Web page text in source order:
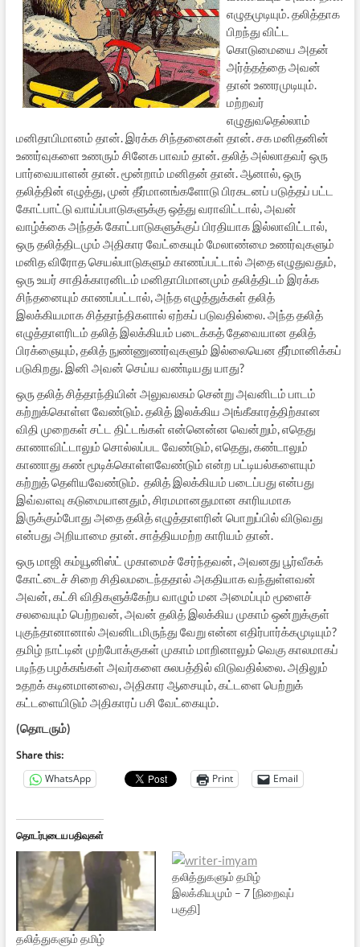
எழுதமுடியும். தலித்தாக
பிறந்து விட்ட
கொடுமையை அதன்
அர்த்தத்தை அவன்
தான் உணரமுடியும்.
மற்றவர்
எழுதுவதெல்லாம்
மனிதாபிமானம் தான். இரக்க சிந்தனைகள் தான். சக மனிதனின்
உணர்வுகளை உணரும் சினேக பாவம் தான். தலித் அல்லாதவர் ஒரு
பார்வையாளன் தான். மூன்றாம் மனிதன் தான். ஆனால், ஒரு
தலித்தின் எழுத்து, முன் தீர்மானங்களோடு பிரகடனப் படுத்தப் பட்ட
கோட்பாட்டு வாய்ப்பாடுகளுக்கு ஒத்து வராவிட்டால், அவன்
வாழ்க்கை அந்தக் கோட்பாடுகளுக்குப் பிரதியாக இல்லாவிட்டால்,
ஒரு தலித்திடமும் அதிகார வேட்கையும் மேலாண்மை உணர்வுகளும்
மனித விரோத செயல்பாடுகளும் காணப்பட்டால் அதை எழுதுவதும்,
ஒரு உயர் சாதிக்காரனிடம் மனிதாபிமானமும் தலித்திடம் இரக்க
சிந்தனையும் காணப்பட்டால், அந்த எழுத்துக்கள் தலித்
இலக்கியமாக சித்தாந்திகளால் ஏற்கப் படுவதில்லை. அந்த தலித்
எழுத்தாளரிடம் தலித் இலக்கியம் படைக்கத் தேவையான தலித்
பிரக்ஞையும், தலித் நுண்ணுணர்வுகளும் இல்லையென தீர்மானிக்கப்
படுகிறது. இனி அவன் செய்ய வண்டியது யாது?
ஒரு தலித் சித்தாந்தியின் அலுவலகம் சென்று அவனிடம் பாடம்
கற்றுக்கொள்ள வேண்டும். தலித் இலக்கிய அங்கீகாரத்திற்கான
விதி முறைகள் சட்ட திட்டங்கள் என்னென்ன வென்றும், எதெது
காணாவிட்டாலும் சொல்லப்பட வேண்டும், எதெது, கண்டாலும்
காணாது கண் மூடிக்கொள்ளவேண்டும் என்ற பட்டியல்களையும்
கற்றுத் தெளியவேண்டும். தலித் இலக்கியம் படைப்பது என்பது
இவ்வளவு கடுமையானதும், சிரமமானதுமான காரியமாக
இருக்கும்போது அதை தலித் எழுத்தாளரின் பொறுப்பில் விடுவது
என்பது அறியாமை தான். சாத்தியமற்ற காரியம் தான்.
ஒரு மாஜி கம்யூனிஸ்ட் முகாமைச் சேர்ந்தவன், அவனது பூர்வீகக்
கோட்டைச் சிறை சிதிலமடைந்ததால் அகதியாக வந்துள்ளவன்
அவன், கட்சி விதிகளுக்கேற்ப வாழும் மன அமைப்பும் மூளைச்
சலவையும் பெற்றவன், அவன் தலித் இலக்கிய முகாம் ஒன்றுக்குள்
புகுந்தானானால் அவனிடமிருந்து வேறு என்ன எதிர்பார்க்கமுடியும்?
தமிழ் நாட்டின் முற்போக்குகள் முகாம் மாறினாலும் வெகு காலமாகப்
படிந்த பழக்கங்கள் அவர்களை சுலபத்தில் விடுவதில்லை. அதிலும்
உதறக் கடினமானவை, அதிகார ஆசையும், கட்டளை பெற்றுக்
கட்டளையிடும் அதிகாரப் பசி வேட்கையும்.
(தொடரும்)
Share this:
WhatsApp
Print Email
தொடர்புடைய பதிவுகள்
தலித்துகளும் தமிழ்
தலித்துகளும் தமிழ்
இலக்கியமும் – 7 [நிறைவுப்
பகுதி]